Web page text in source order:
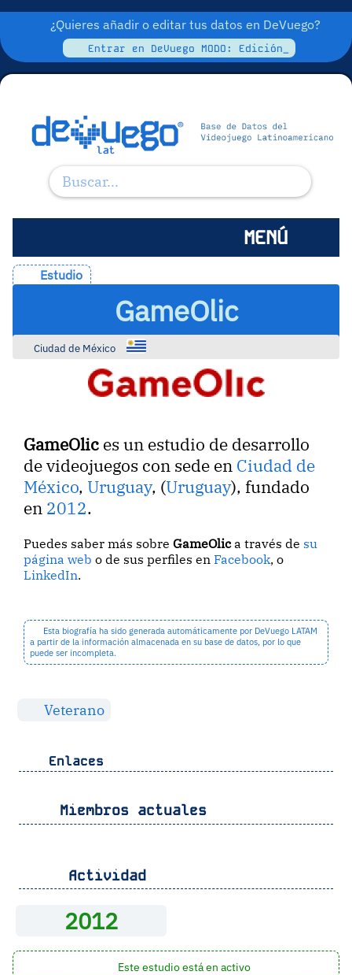
¿Quieres añadir o editar tus datos en DeVuego?
Entrar en DeVuego MODO: Edición_
MENÚ
Estudio
GameOlic
Ciudad de México
GameOlic es un estudio de desarrollo
de videojuegos con sede en Ciudad de
México, Uruguay, (Uruguay), fundado
en 2012.
Puedes saber más sobreGameOlica través de su
página web o de sus perfiles enFacebook, o
LinkedIn.
Esta biografía ha sido generada automáticamente por DeVuego LATAM
a partir de la información almacenada en su base de datos, por lo que
puede ser incompleta.
Veterano
Enlaces
Miembros actuales
Actividad
2012
Este estudio está en activo